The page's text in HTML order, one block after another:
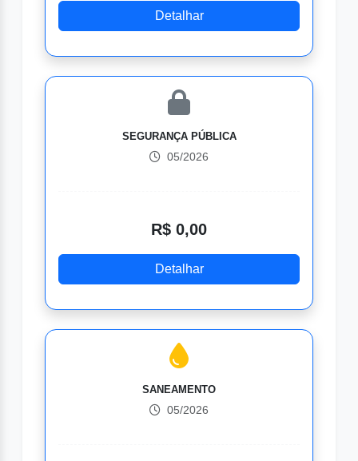
Detalhar
SEGURANÇA PÚBLICA
05/2026
R$ 0,00
Detalhar
SANEAMENTO
05/2026